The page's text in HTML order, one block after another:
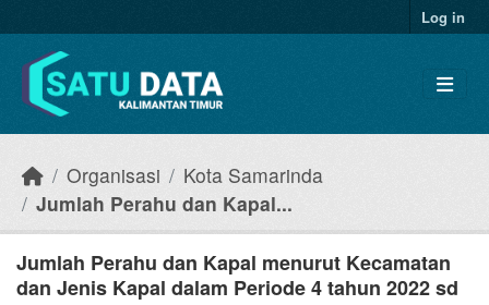
Log in
Organisasi
Kota Samarinda
Jumlah Perahu dan Kapal...
Jumlah Perahu dan Kapal menurut Kecamatan
dan Jenis Kapal dalam Periode 4 tahun 2022 sd